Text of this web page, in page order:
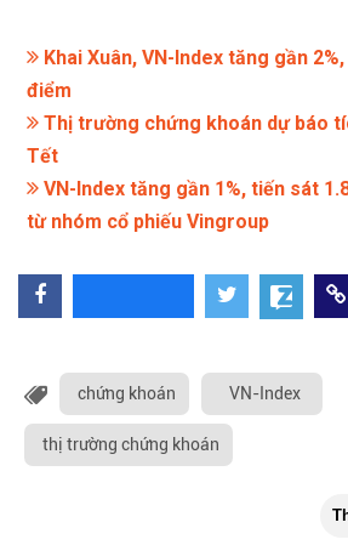
Khai Xuân, VN-Index tăng gần
điểm
Thị trường chứng khoán dự báo
Tết
VN-Index tăng gần 1%, tiến sát
từ nhóm cổ phiếu Vingroup
chứng khoán VN-Index
thị trường chứng khoán